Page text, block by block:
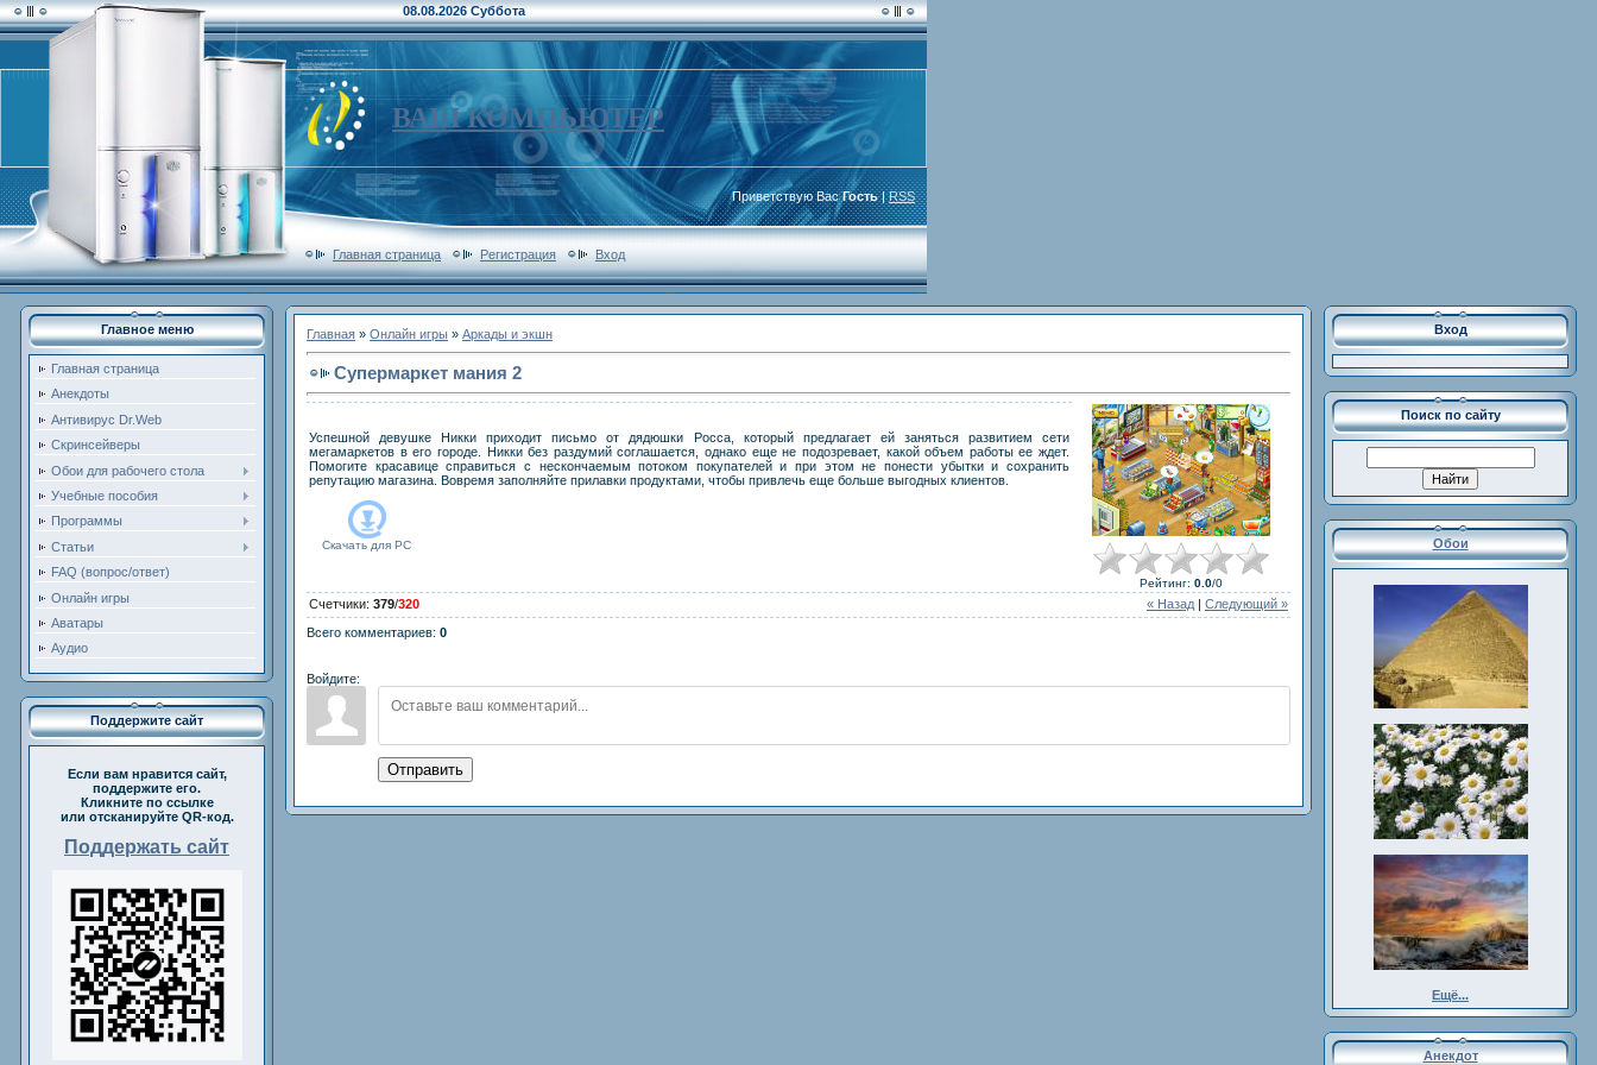
08.08.2026 Суббота
ВАШ КОМПЬЮТЕР
Приветствую ВасГость|RSS
Главная страница Регистрация Вход
Главное меню
Главная страница
Анекдоты
Антивирус Dr.Web
Скринсейверы
Обои для рабочего стола
Учебные пособия
Программы
Статьи
FAQ (вопрос/ответ)
Онлайн игры
Аватары
Аудио
Поддержите сайт
Если вам нравится сайт,
поддержите его.
Кликните по ссылке
или отсканируйте QR-код.
Поддержать сайт
Главная » Онлайн игры » Аркады и экшн
Супермаркет мания 2
Успешной девушке Никки приходит письмо от дядюшки Росса, который предлагает ей заняться развитием сети
мегамаркетов в его городе. Никки без раздумий соглашается, однако еще не подозревает, какой объем работы ее ждет.
Помогите красавице справиться с нескончаемым потоком покупателей и при этом не понести убытки и сохранить
репутацию магазина. Вовремя заполняйте прилавки продуктами, чтобы привлечь еще больше выгодных клиентов.
Скачать для PC
Рейтинг: 0.0/0
« Назад Следующий »
Счетчики: 379/320
Всего комментариев: 0
Войдите:
Отправить
Вход
Поиск по сайту
Обои
Ещё...
Анекдот